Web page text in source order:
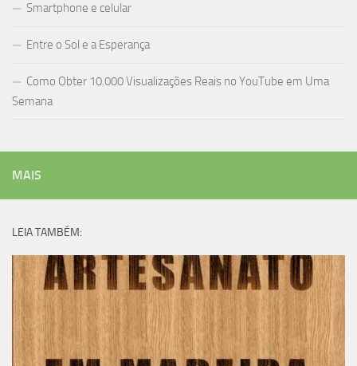
Smartphone e celular
Entre o Sol e a Esperança
Como Obter 10.000 Visualizações Reais no YouTube em Uma
Semana
MAIS
LEIA TAMBÉM: